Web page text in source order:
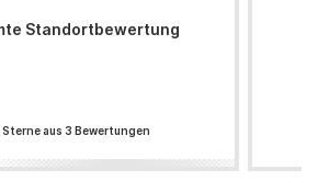
Standortbewertung
Sterne aus 3 Bewertungen